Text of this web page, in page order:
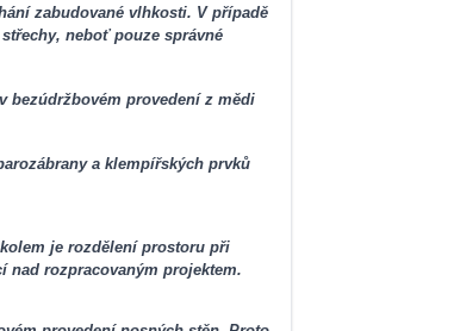
zabudované vlhkosti. V případě
neboť pouze správné
bezúdržbovém provedení z mědi
a klempířských prvků
je rozdělení prostoru při
nad rozpracovaným projektem.